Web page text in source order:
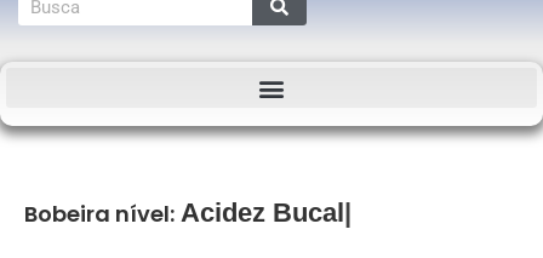
Bobeira nível: Acidez Bucal